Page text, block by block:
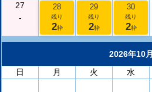
27
-
28
残り
2枠
29
残り
2枠
30
残り
2枠
2026年10月
日
月 火 水